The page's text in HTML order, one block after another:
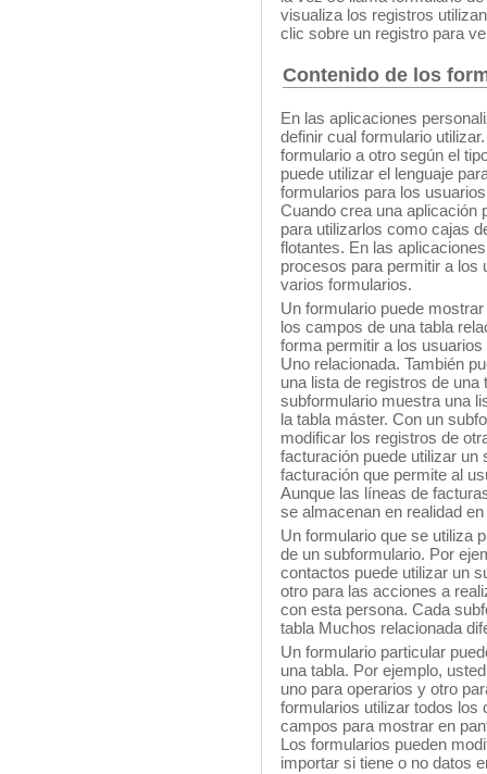
visualiza los registros
clic sobre un registro para
Contenido de los
En las aplicaciones
definir cual formulario
formulario a otro según el
puede utilizar el lenguaje
formularios para los
Cuando crea una aplicación
para utilizarlos como cajas
flotantes. En las
procesos para permitir a los
varios formularios.
Un formulario puede
los campos de una tabla
forma permitir a los
Uno relacionada. También
una lista de registros de
subformulario muestra una
la tabla máster. Con un
modificar los registros de
facturación puede utilizar un
facturación que permite al
Aunque las líneas de
se almacenan en realidad
Un formulario que se utiliza
de un subformulario. Por
contactos puede utilizar un
otro para las acciones a
con esta persona. Cada
tabla Muchos relacionada
Un formulario particular
una tabla. Por ejemplo,
uno para operarios y otro
formularios utilizar todos los
campos para mostrar en
Los formularios pueden
importar si tiene o no datos